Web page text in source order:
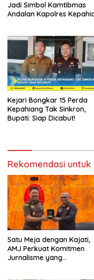
Jadi Simbol Kamtibmas
Andalan Kapolres
Kejari Bongkar 15 Perda
Kepahiang Tak Sinkron,
Bupati: Siap Dicabut!
Rekomendasi untuk
Satu Meja dengan Kajati,
AMJ Perkuat Komitmen
Jurnalisme yang